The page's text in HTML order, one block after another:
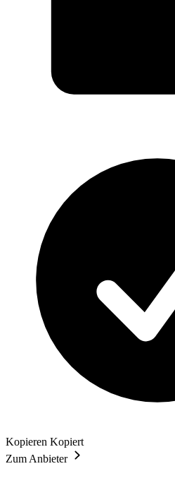
Kopieren Kopiert
Zum Anbieter